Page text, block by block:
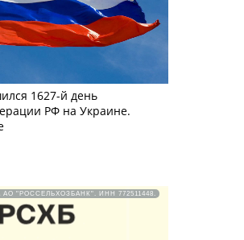
1627-й день
РФ на Украине.
АО "РОССЕЛЬХОЗБАНК". ИНН 772511448.